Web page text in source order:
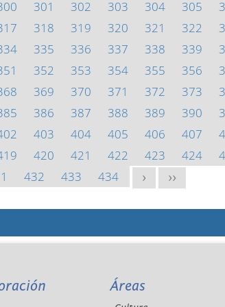
301 302 303 304 305
318 319 320 321 322
335 336 337 338 339
352 353 354 355 356
369 370 371 372 373
386 387 388 389 390
403 404 405 406 407
420 421 422 423 424
432 433 434 > >>
Áreas